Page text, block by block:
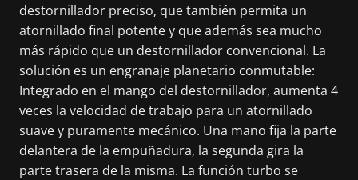
destornillador preciso, que también permita un
atornillado final potente y que además sea mucho
más rápido que un destornillador convencional. La
solución es un engranaje planetario conmutable:
Integrado en el mango del destornillador, aumenta 4
veces la velocidad de trabajo para un atornillado
suave y puramente mecánico. Una mano fija la parte
delantera de la empuñadura, la segunda gira la
parte trasera de la misma. La función turbo se